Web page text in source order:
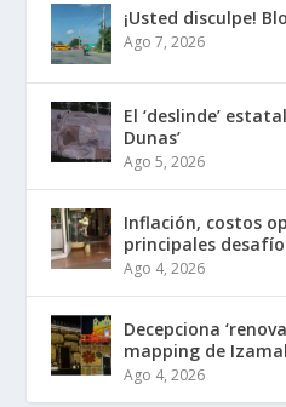
¡Usted disculpe!
Ago 7, 2026
El ‘deslinde’
Dunas’
Ago 5, 2026
Inflación, costos
principales
Ago 4, 2026
Decepciona
mapping de Izamal
Ago 4, 2026